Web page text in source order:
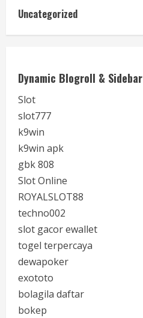
Uncategorized
Dynamic Blogroll & Sidebar
Slot
slot777
k9win
k9win apk
gbk 808
Slot Online
ROYALSLOT88
techno002
slot gacor ewallet
togel terpercaya
dewapoker
exototo
bolagila daftar
bokep